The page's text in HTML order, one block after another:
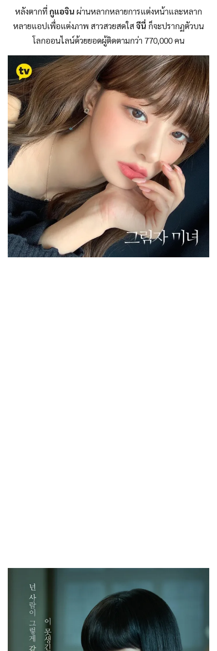
หลังตากที่กูแอจิน ผ่านหลากหลายการแต่งหน้าและหลาก
หลายแอปเพื่อแต่งภาพ สาวสวยสดใสจีนี่ ก็จะปรากฏตัวบน
โลกออนไลน์ด้วยยอดผู้ติดตามกว่า 770,000 คน